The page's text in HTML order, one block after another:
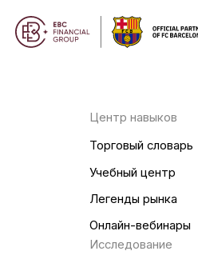
Центр навыков
Торговый словарь
Учебный центр
Легенды рынка
Онлайн-вебинары
Исследование